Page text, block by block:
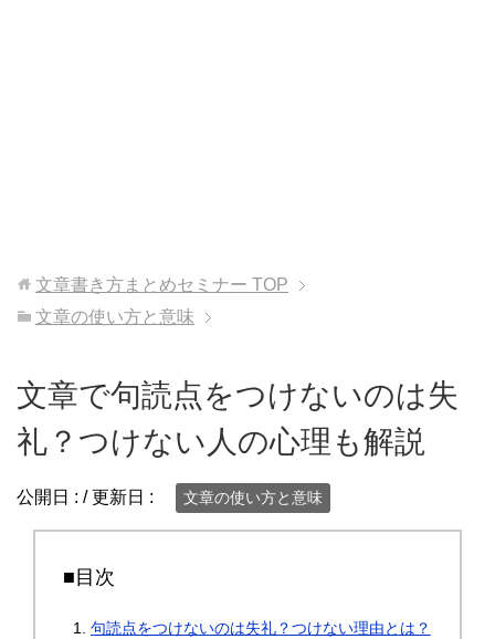
文章書き方まとめセミナー TOP
文章の使い方と意味
文章で句読点をつけないのは失
礼？つけない人の心理も解説
公開日 : / 更新日 : 文章の使い方と意味
■目次
句読点をつけないのは失礼？つけない理由とは？